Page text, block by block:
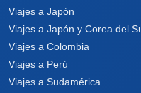
Viajes a Japón
Viajes a Japón y Corea del
Viajes a Colombia
Viajes a Perú
Viajes a Sudamérica